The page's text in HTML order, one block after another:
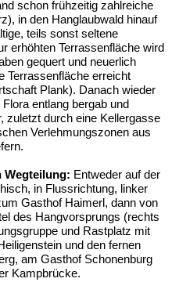
schon frühzeitig zahlreiche
in den Hanglaubwald hinauf
teils sonst seltene
erhöhten Terrassenfläche wird
gequert und neuerlich
Terrassenfläche erreicht
Plank). Danach wieder
entlang bergab und
zuletzt durch eine Kellergasse
Verlehmungszonen aus
Wegteilung: Entweder auf der
in Flussrichtung, linker
Gasthof Haimerl, dann von
des Hangvorsprungs (rechts
und Rastplatz mit
und den fernen
am Gasthof Schonenburg
Kampbrücke.